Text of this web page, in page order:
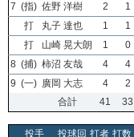
7 (指) 佐野 洋樹 2 1
打
丸子 達也 1 1
打
山崎 晃大朗 1 0
8 (捕) 柿沼 友哉 4 4
9 (一) 廣岡 大志 4 2
合計
41 33
投手 投球回 打者 打数